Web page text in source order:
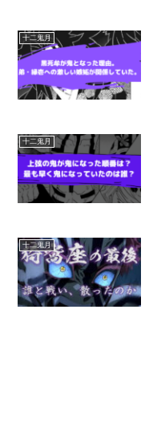
十二鬼月
十二鬼月
十二鬼月